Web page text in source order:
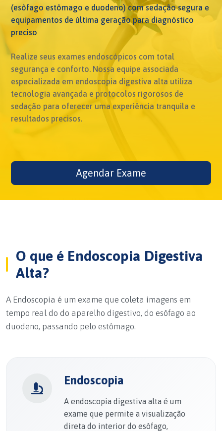
(esôfago estômago e duodeno) com sedação segura e
equipamentos de última geração para diagnóstico
preciso
Realize seus exames endoscópicos com total
segurança e conforto. Nossa equipe associada
especializada em endoscopia digestiva alta utiliza
tecnologia avançada e protocolos rigorosos de
sedação para oferecer uma experiência tranquila e
resultados precisos.
Agendar Exame
O que é Endoscopia Digestiva
Alta?
A Endoscopia é um exame que coleta imagens em
tempo real do do aparelho digestivo, do esôfago ao
duodeno, passando pelo estômago.
Endoscopia
A endoscopia digestiva alta é um
exame que permite a visualização
direta do interior do esôfago,